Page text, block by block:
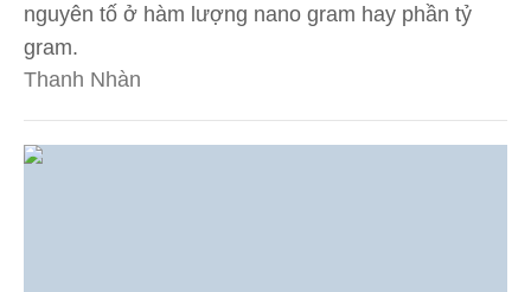
nguyên tố ở hàm lượng nano gram hay phần tỷ
gram.
Thanh Nhàn